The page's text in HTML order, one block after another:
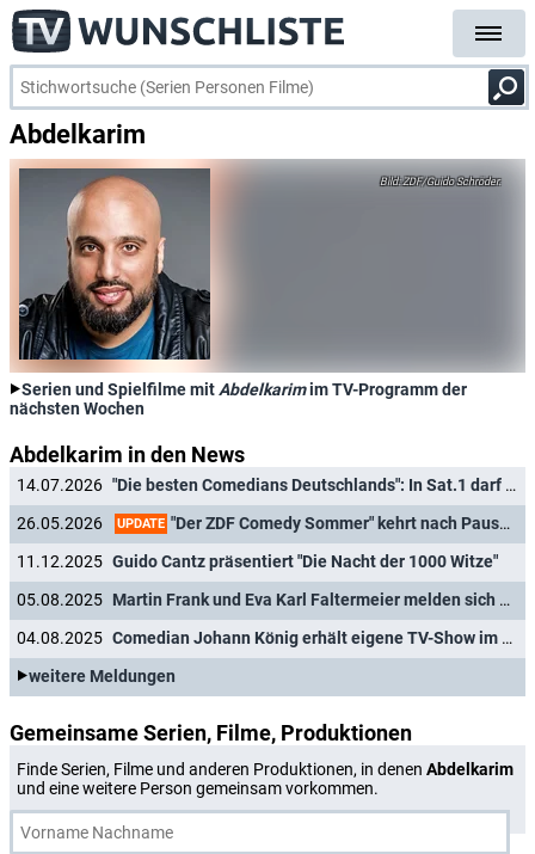
Abdelkarim
ZDF/Guido Schröder.
Serien und Spielfilme mit Abdelkarimim TV-Programm der
nächsten Wochen
Abdelkarim in den News
14.07.2026
"Die besten Comedians Deutschlands": In Sat.1 darf wieder gelacht werden
26.05.2026
UPDATE "Der ZDF Comedy Sommer" kehrt nach Pause zurück - mit festem Moderator
11.12.2025 Guido Cantz präsentiert "Die Nacht der 1000 Witze"
05.08.2025
Martin Frank und Eva Karl Faltermeier melden sich mit ihren BR-Comedyshows zurück
04.08.2025
Comedian Johann König erhält eigene TV-Show im WDR
weitere Meldungen
Gemeinsame Serien, Filme, Produktionen
Finde Serien, Filme und anderen Produktionen, in denen Abdelkarim
und eine weitere Person gemeinsam vorkommen.